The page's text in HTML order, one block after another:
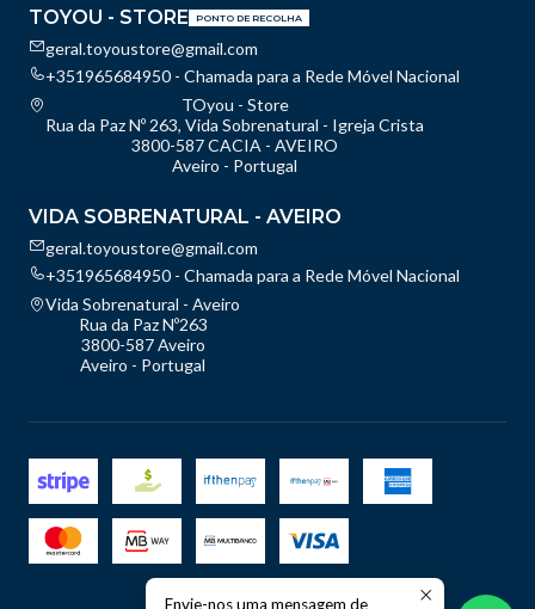
TOYOU - STORE PONTO DE RECOLHA
geral.toyoustore@gmail.com
+351965684950 - Chamada para a Rede Móvel Nacional
TOyou - Store
Rua da Paz Nº 263, Vida Sobrenatural - Igreja Crista
3800-587 CACIA - AVEIRO
Aveiro - Portugal
VIDA SOBRENATURAL - AVEIRO
geral.toyoustore@gmail.com
+351965684950 - Chamada para a Rede Móvel Nacional
Vida Sobrenatural - Aveiro
Rua da Paz Nº263
3800-587 Aveiro
Aveiro - Portugal
Envie-nos uma mensagem de